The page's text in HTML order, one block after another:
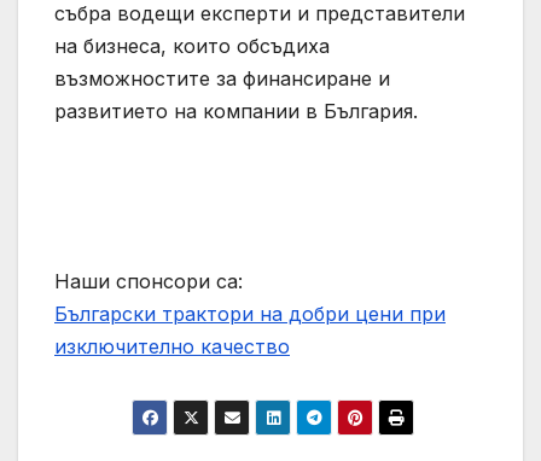
събра водещи експерти и представители
на бизнеса, които обсъдиха
възможностите за финансиране и
развитието на компании в България.
Наши спонсори са:
Български трактори на добри цени при
изключително качество